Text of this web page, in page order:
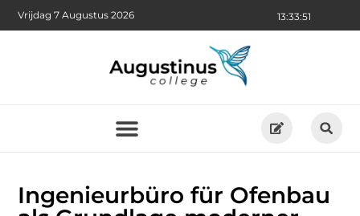
13:33:52
Vrijdag 7 Augustus 2026
Ingenieurbüro für Ofenbau